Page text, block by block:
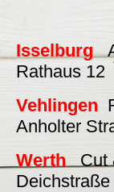
Isselburg
Rathaus 12
Vehlingen
Anholter
WerthCut
Deichstraße